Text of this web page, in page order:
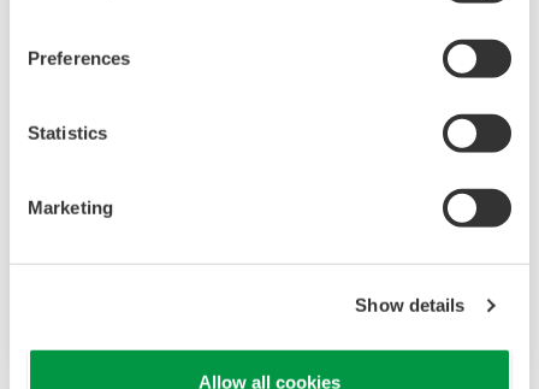
Preferences
Statistics
Marketing
Show details
Allow all cookies
управления трубопроводами (EPMS)
программных приложений, которые
управления в режиме реального времени
FAST/TOOLS для облегчения управления
трубопроводами углеводородных
жидкостей и трубопроводами природного